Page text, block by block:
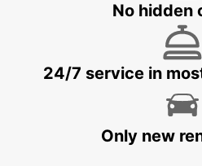
No hidden
24/7 service in
Only new